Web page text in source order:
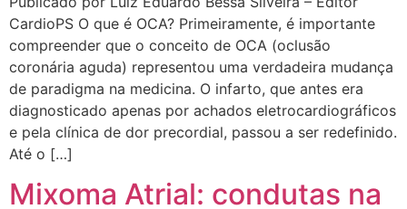
CardioPS O que é OCA? Primeiramente, é importante
compreender que o conceito de OCA (oclusão
coronária aguda) representou uma verdadeira mudança
de paradigma na medicina. O infarto, que antes era
diagnosticado apenas por achados eletrocardiográficos
e pela clínica de dor precordial, passou a ser redefinido.
Até o […]
Mixoma Atrial: condutas na